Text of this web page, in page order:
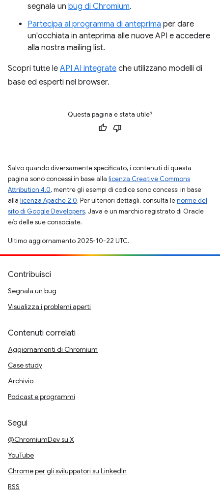
segnala un bug di Chromium.
Partecipa al programma di anteprima per dare
un'occhiata in anteprima alle nuove API e accedere
alla nostra mailing list.
Scopri tutte le API AI integrate che utilizzano modelli di
base ed esperti nel browser.
Questa pagina è stata utile?
Salvo quando diversamente specificato, i contenuti di questa
pagina sono concessi in base alla licenza Creative Commons
Attribution 4.0, mentre gli esempi di codice sono concessi in base
alla licenza Apache 2.0. Per ulteriori dettagli, consulta lenorme del
sito di Google Developers. Java è un marchio registrato di Oracle
e/o delle sue consociate.
Ultimo aggiornamento 2025-10-22 UTC.
Contribuisci
Segnala un bug
Visualizza i problemi aperti
Contenuti correlati
Aggiornamenti di Chromium
Case study
Archivio
Podcast e programmi
Segui
@ChromiumDev su X
YouTube
Chrome per gli sviluppatori su LinkedIn
RSS